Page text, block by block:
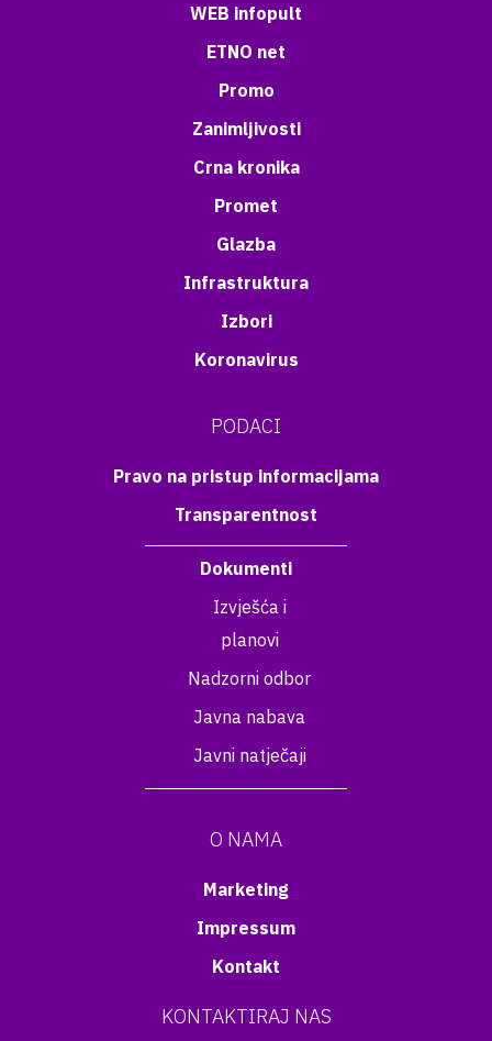
WEB infopult
ETNO net
Promo
Zanimljivosti
Crna kronika
Promet
Glazba
Infrastruktura
Izbori
Koronavirus
PODACI
Pravo na pristup informacijama
Transparentnost
Dokumenti
Izvješća i
planovi
Nadzorni odbor
Javna nabava
Javni natječaji
O NAMA
Marketing
Impressum
Kontakt
KONTAKTIRAJ NAS